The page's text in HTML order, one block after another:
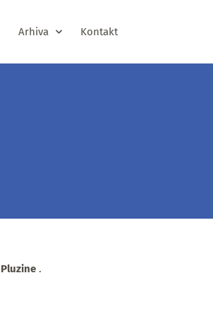
Arhiva Kontakt
Pluzine .